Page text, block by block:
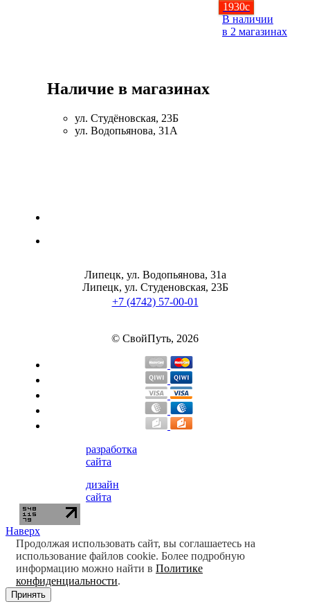
1930c
В наличии
в 2 магазинах
Наличие в магазинах
ул. Студёновская, 23Б
ул. Водопьянова, 31А
Липецк, ул. Водопьянова, 31а
Липецк, ул. Студеновская, 23Б
+7 (4742) 57-00-01
© СвойПуть, 2026
разработка
сайта
дизайн
сайта
Наверх
Продолжая использовать сайт, вы соглашаетесь на
использование файлов cookie. Более подробную
информацию можно найти в Политике
конфиденциальности.
Принять